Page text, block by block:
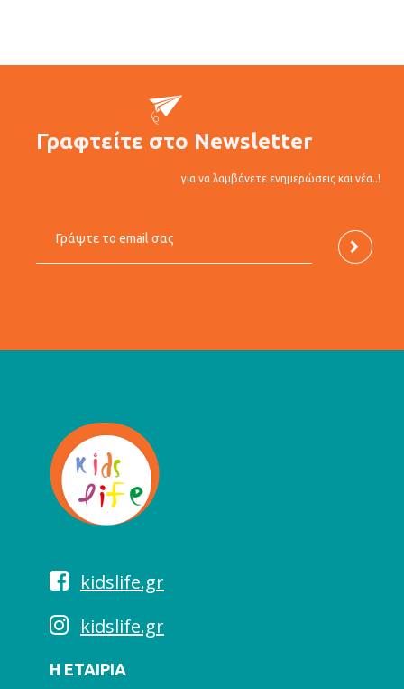
Γραφτείτε στο Newsletter
για να λαμβάνετε ενημερώσεις και νέα..!
kidslife.gr
kidslife.gr
Η ΕΤΑΙΡΙΑ